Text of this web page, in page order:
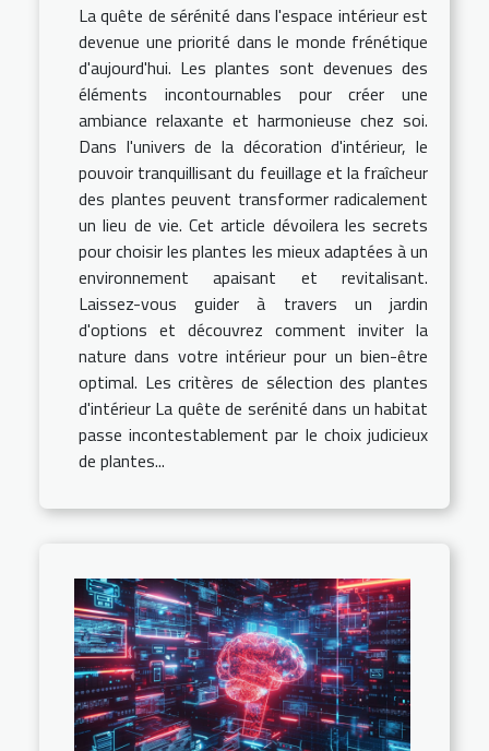
La quête de sérénité dans l'espace intérieur est
devenue une priorité dans le monde frénétique
d'aujourd'hui. Les plantes sont devenues des
éléments incontournables pour créer une
ambiance relaxante et harmonieuse chez soi.
Dans l'univers de la décoration d'intérieur, le
pouvoir tranquillisant du feuillage et la fraîcheur
des plantes peuvent transformer radicalement
un lieu de vie. Cet article dévoilera les secrets
pour choisir les plantes les mieux adaptées à un
environnement apaisant et revitalisant.
Laissez-vous guider à travers un jardin
d'options et découvrez comment inviter la
nature dans votre intérieur pour un bien-être
optimal. Les critères de sélection des plantes
d'intérieur La quête de serénité dans un habitat
passe incontestablement par le choix judicieux
de plantes...